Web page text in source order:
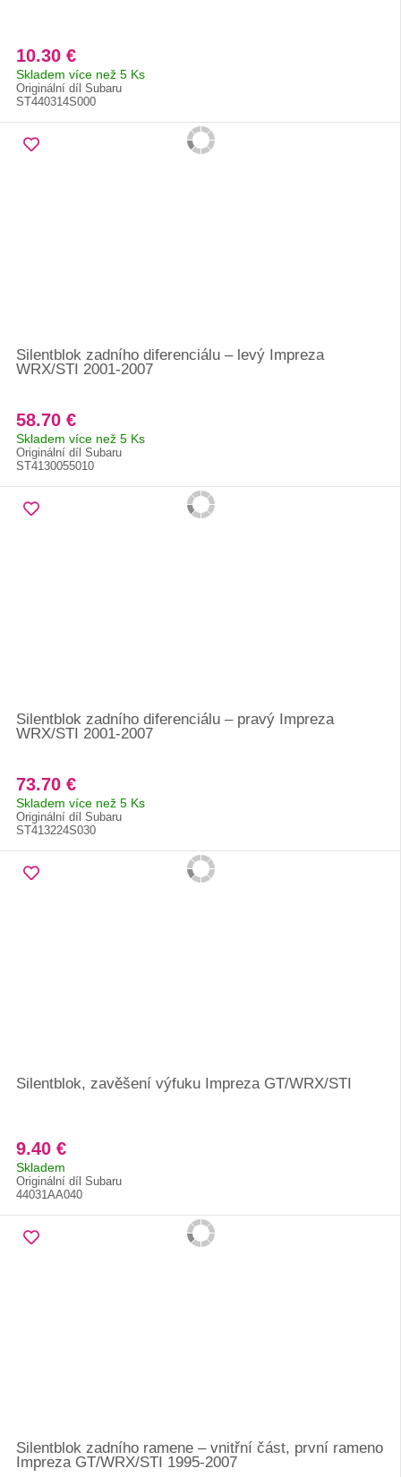
10.30 €
Skladem více než 5 Ks
Originální díl Subaru
ST440314S000
Silentblok zadního diferenciálu – levý Impreza
WRX/STI 2001-2007
58.70 €
Skladem více než 5 Ks
Originální díl Subaru
ST4130055010
Silentblok zadního diferenciálu – pravý Impreza
WRX/STI 2001-2007
73.70 €
Skladem více než 5 Ks
Originální díl Subaru
ST413224S030
Silentblok, zavěšení výfuku Impreza GT/WRX/STI
9.40 €
Skladem
Originální díl Subaru
44031AA040
Silentblok zadního ramene – vnitřní část, první rameno
Impreza GT/WRX/STI 1995-2007